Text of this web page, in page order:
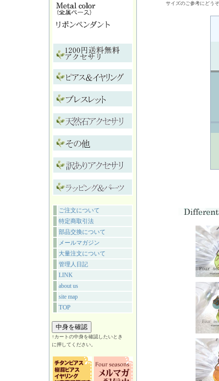
ご注文について
特定商取引法
部品交換について
メールマガジン
大量注文について
管理人日記
LINK
about us
site map
TOP
↑カートの中身を確認したいとき
に押してください。
サイズのご参考にどう